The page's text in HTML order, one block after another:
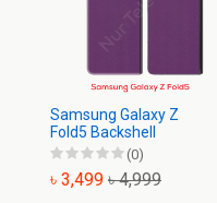
Samsung Galaxy Z
Fold5 Backshell
(0)
৳ 3,499 ৳ 4,999